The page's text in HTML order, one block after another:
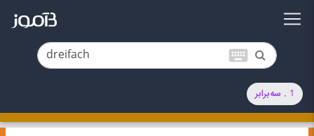
keyboard
1 . سه‌برابر